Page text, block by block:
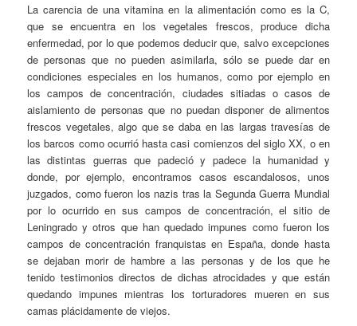
La carencia de una vitamina en la alimentación como es la C,
que se encuentra en los vegetales frescos, produce dicha
enfermedad, por lo que podemos deducir que, salvo excepciones
de personas que no pueden asimilarla, sólo se puede dar en
condiciones especiales en los humanos, como por ejemplo en
los campos de concentración, ciudades sitiadas o casos de
aislamiento de personas que no puedan disponer de alimentos
frescos vegetales, algo que se daba en las largas travesías de
los barcos como ocurrió hasta casi comienzos del siglo XX, o en
las distintas guerras que padeció y padece la humanidad y
donde, por ejemplo, encontramos casos escandalosos, unos
juzgados, como fueron los nazis tras la Segunda Guerra Mundial
por lo ocurrido en sus campos de concentración, el sitio de
Leningrado y otros que han quedado impunes como fueron los
campos de concentración franquistas en España, donde hasta
se dejaban morir de hambre a las personas y de los que he
tenido testimonios directos de dichas atrocidades y que están
quedando impunes mientras los torturadores mueren en sus
camas plácidamente de viejos.